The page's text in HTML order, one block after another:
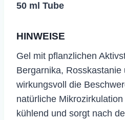
50 ml Tube
HINWEISE
Gel mit pflanzlichen
Bergarnika, Rosskastanie
wirkungsvoll die
natürliche
kühlend und sorgt nach